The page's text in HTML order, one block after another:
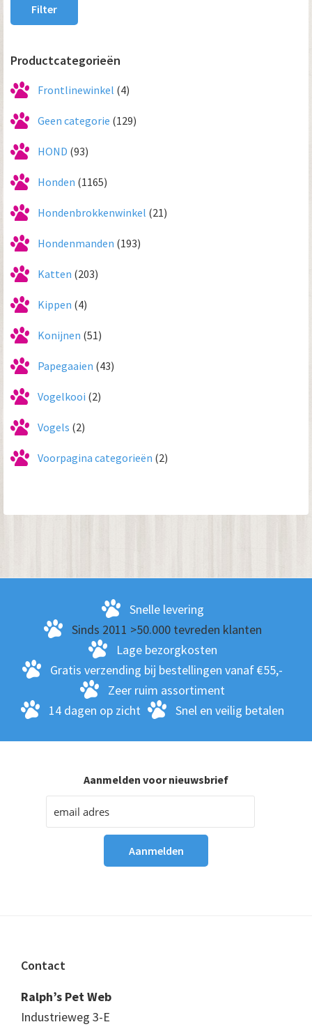
Filter
Productcategorieën
Frontlinewinkel (4)
Geen categorie (129)
HOND (93)
Honden (1165)
Hondenbrokkenwinkel (21)
Hondenmanden (193)
Katten (203)
Kippen (4)
Konijnen (51)
Papegaaien (43)
Vogelkooi (2)
Vogels (2)
Voorpagina categorieën (2)
Snelle levering
Sinds 2011 >50.000 tevreden klanten
Lage bezorgkosten
Gratis verzending bij bestellingen vanaf €55,-
Zeer ruim assortiment
14 dagen op zicht
Snel en veilig betalen
Aanmelden voor nieuwsbrief
Footer
Contact
Ralph’s Pet Web
Industrieweg 3-E